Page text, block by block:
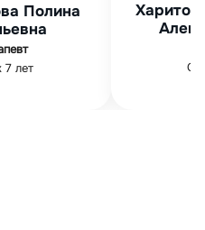
Светлана
лет